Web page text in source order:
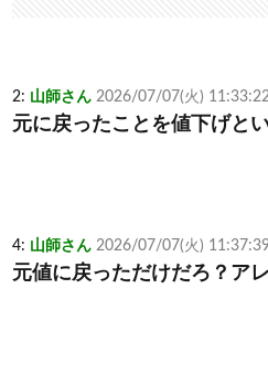
2: 山師さん 2026/07/07(火)
元に戻ったことを値下げと
4: 山師さん 2026/07/07(火)
元値に戻っただけだろ？ア